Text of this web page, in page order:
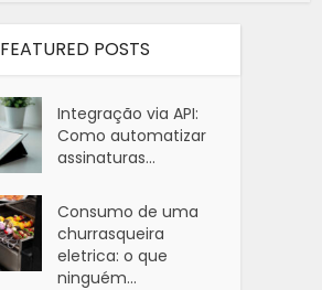
FEATURED POSTS
Integração via API:
Como automatizar
assinaturas...
Consumo de uma
churrasqueira
eletrica: o que
ninguém...